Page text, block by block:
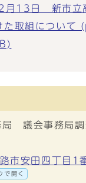
月13日 新市立
た取組について
議会事務局調
市安田四丁目1
で開く